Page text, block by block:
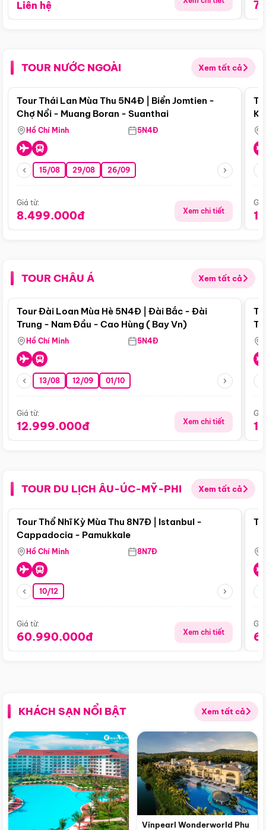
Liên hệ
TOUR NƯỚC NGOÀI Xem tất cả
Điểm nổi bật
Tour Thái Lan Mùa Thu 5N4Đ | Biển Jomtien -
Chợ Nổi - Muang Boran - Suanthai
Hồ Chí Minh 5N4Đ
15/08 29/08 26/09
Giá từ:
8.499.000đ Xem chi tiết
TOUR CHÂU Á Xem tất cả
Điểm nổi bật
Tour Đài Loan Mùa Hè 5N4Đ | Đài Bắc - Đài
Trung - Nam Đầu - Cao Hùng ( Bay Vn)
Hồ Chí Minh 5N4Đ
13/08 12/09 01/10
Giá từ:
12.999.000đ Xem chi tiết
TOUR DU LỊCH ÂU-ÚC-MỸ-PHI Xem tất cả
Điểm nổi bật
Tour Thổ Nhĩ Kỳ Mùa Thu 8N7Đ | Istanbul -
Cappadocia - Pamukkale
Hồ Chí Minh 8N7Đ
10/12
Giá từ:
60.990.000đ Xem chi tiết
KHÁCH SẠN NỔI BẬT Xem tất cả
Vinpearl Wonderworld Phu